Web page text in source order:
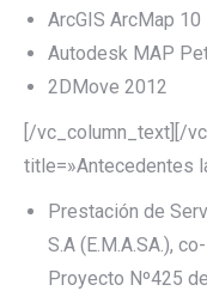
ArcGIS ArcMap 10
Autodesk MAP
2DMove 2012
[/vc_column_text][/
title=»Antecedentes
Prestación de
S.A (E.M.A.SA.),
Proyecto Nº425